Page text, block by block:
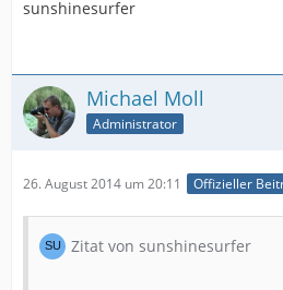
sunshinesurfer
Michael Moll
Administrator
26. August 2014 um 20:11 Offizieller
Zitat von sunshinesurfer